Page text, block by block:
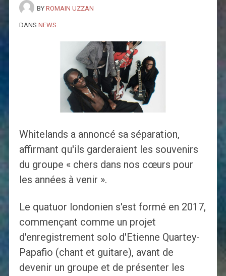
BY ROMAIN UZZAN
DANS NEWS
Whitelands a annoncé sa séparation,
affirmant qu'ils garderaient les souvenirs
du groupe « chers dans nos cœurs pour
les années à venir ».
Le quatuor londonien s'est formé en 2017,
commençant comme un projet
d'enregistrement solo d'Etienne Quartey-
Papafio (chant et guitare), avant de
devenir un groupe et de présenter les